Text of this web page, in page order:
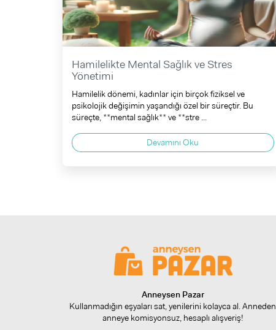
Hamilelikte Mental Sağlık ve Stres
Yönetimi
Hamilelik dönemi, kadınlar için birçok fiziksel ve
psikolojik değişimin yaşandığı özel bir süreçtir. Bu
süreçte, **mental sağlık** ve **stre ...
Devamını Oku
Anneysen Pazar
Kullanmadığın eşyaları sat, yenilerini kolayca al. Anneden
anneye komisyonsuz, hesaplı alışveriş!